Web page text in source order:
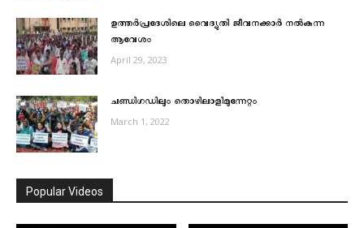
ഉത്തർപ്രദേശിലെ വൈദ്യുതി ജീവനക്കാർ നല്‍കുന്ന
ആവേശം
April 29, 2023
ചണ്ഡിഗഡിലും തൊഴിലാളിമുന്നേറ്റം
March 1, 2022
Popular Videos